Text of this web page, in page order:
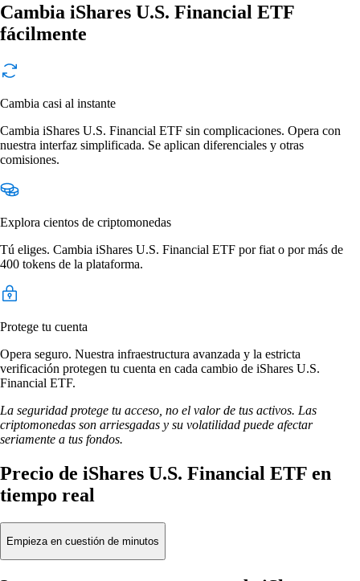
Cambia iShares U.S. Financial ETF
fácilmente
Cambia casi al instante
Cambia iShares U.S. Financial ETF sin complicaciones. Opera con
nuestra interfaz simplificada. Se aplican diferenciales y otras
comisiones.
Explora cientos de criptomonedas
Tú eliges. Cambia iShares U.S. Financial ETF por fiat o por más de
400 tokens de la plataforma.
Protege tu cuenta
Opera seguro. Nuestra infraestructura avanzada y la estricta
verificación protegen tu cuenta en cada cambio de iShares U.S.
Financial ETF.
La seguridad protege tu acceso, no el valor de tus activos. Las
criptomonedas son arriesgadas y su volatilidad puede afectar
seriamente a tus fondos.
Precio de iShares U.S. Financial ETF en
tiempo real
Empieza en cuestión de minutos